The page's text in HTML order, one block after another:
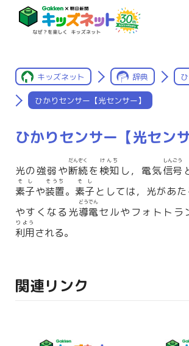
キッズネット 辞典 ひ
ひかりセンサー【光センサー】
ひかりセンサー【光センサ
光の強弱や断続
だんぞく
を 検知
けんち
し，電気信号
しんごう
素子
そし
や装置
そうち
。 素子
そし
としては，光があ
やすくなる光導電
どうでん
セルやフォトトラ
利用
りよう
される。
関連リンク